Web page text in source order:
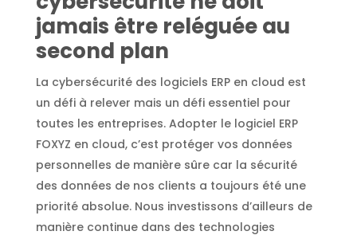
jamais être reléguée au
second plan
La cybersécurité des logiciels ERP en cloud est
un défi à relever mais un défi essentiel pour
toutes les entreprises. Adopter le logiciel ERP
FOXYZ en cloud, c’est protéger vos données
personnelles de manière sûre car la sécurité
des données de nos clients a toujours été une
priorité absolue. Nous investissons d’ailleurs de
manière continue dans des technologies